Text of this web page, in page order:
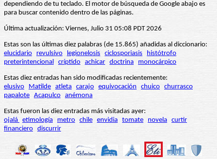
dependiendo de tu teclado. El motor de búsqueda de Google abajo es
para buscar contenido dentro de las páginas.
Última actualización: Viernes, Julio 31 05:08 PDT 2026
Estas son las últimas diez palabras (de 15.865) añadidas al diccionario:
elucidario
revulsivo legionelosis ciclosporiasis
histótrofo
preterintencional críptido achicar doctrina monocárpico
Estas diez entradas han sido modificadas recientemente:
elusivo
Matilde atleta carajo equivocación chuico churrasco
papalote Acapulco anémona
Estas fueron las diez entradas más visitadas ayer:
ojalá etimología metro chile envidia tomate novela curtir
financiero discurrir